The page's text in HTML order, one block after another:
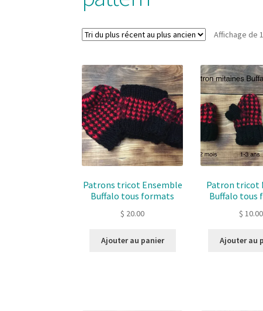
Affichage de
Patrons tricot Ensemble
Buffalo tous formats
$ 20.00
Ajouter au panier
Patron tricot
Buffalo tous
$ 10.00
Ajouter au